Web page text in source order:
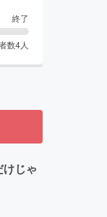
終了
数4人
じゃ